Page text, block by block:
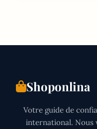
DES
Shoponlina
Votre guide de
international. Nous